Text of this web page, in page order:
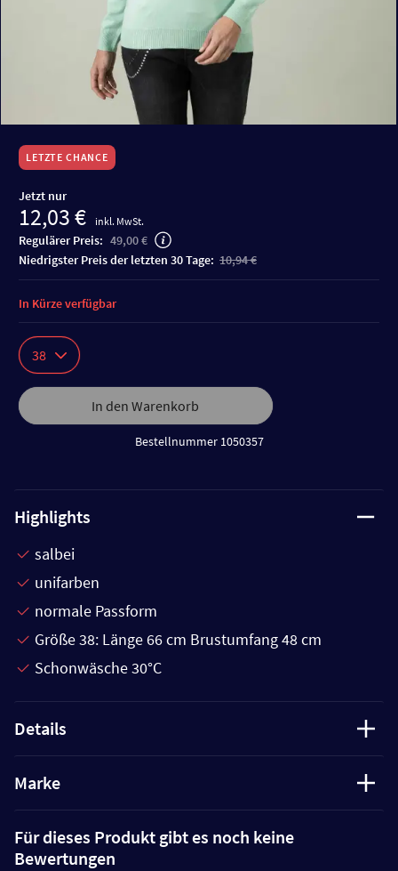
LETZTE CHANCE
Jetzt nur
12,03 € inkl. MwSt.
Regulärer Preis: 49,00 €
niedrigster Preis der letzten 30 Tage: 10,94 €
38
In den Warenkorb
Bestellnummer 1050357
In Kürze verfügbar
Highlights
salbei
unifarben
normale Passform
Größe 38: Länge 66 cm Brustumfang 48 cm
Schonwäsche 30°C
Details
Marke
Für dieses Produkt gibt es noch keine
Bewertungen